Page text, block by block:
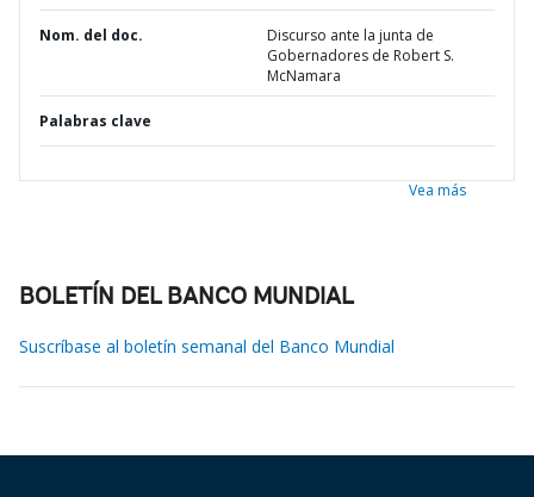
Nom. del doc.
Discurso ante la junta de
Gobernadores de Robert S.
McNamara
Palabras clave
Vea más
BOLETÍN DEL BANCO MUNDIAL
Suscríbase al boletín semanal del Banco Mundial